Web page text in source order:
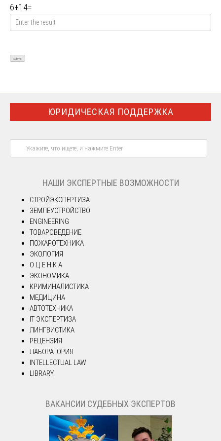
6+14=
ЮРИДИЧЕСКАЯ ПОДДЕРЖКА
НАШИ ЭКСПЕРТНЫЕ ВОЗМОЖНОСТИ
СТРОЙЭКСПЕРТИЗА
ЗЕМЛЕУСТРОЙСТВО
ENGINEERING
ТОВАРОВЕДЕНИЕ
ПОЖАРОТЕХНИКА
ЭКОЛОГИЯ
О Ц Е Н К А
ЭКОНОМИКА
КРИМИНАЛИСТИКА
МЕДИЦИНА
АВТОТЕХНИКА
IT ЭКСПЕРТИЗА
ЛИНГВИСТИКА
РЕЦЕНЗИЯ
ЛАБОРАТОРИЯ
INTELLECTUAL LAW
LIBRARY
ВАКАНСИИ СУДЕБНЫХ ЭКСПЕРТОВ